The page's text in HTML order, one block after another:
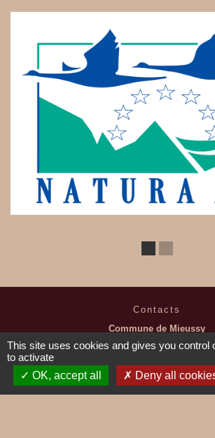
Contacts
Commune de Mieussy
1, place de la Mairie
+33 4 50 43 01 67
Contact par formulaire
This site uses cookies and gives you control
to activate
OK, accept all
Deny all